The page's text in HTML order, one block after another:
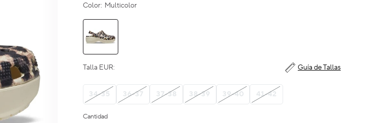
Color: Multicolor
Talla EUR: Guía de Tallas
34-35 36-37 37-38 38-39 39-40 41-42
Cantidad